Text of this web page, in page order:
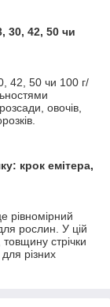
30, 42, 50 чи
42, 50 чи 100 г/
овочів,
крок емітера,
рівномірний
рослин. У цій
стрічки
різних